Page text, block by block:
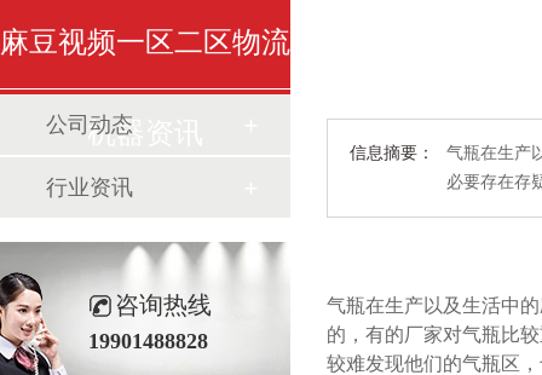
信息摘要：
气瓶在生产
必要存在存疑
气瓶在生产以及生活中的
的，有的厂家对气瓶比较
较难发现他们的气瓶区
麻豆视频一区二区物流
机器资讯
公司动态
行业资讯
咨询热线
19901488828